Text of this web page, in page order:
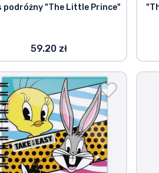
podróżny "The Little Prince"
59.20 zł